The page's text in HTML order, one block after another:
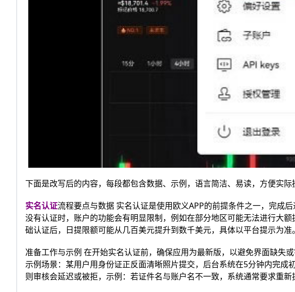
下面是改写后的内容，每段都包含数据、示例，语言简洁、易读，方便实际
实名认证流程要点与数据 实名认证是使用欧义APP的前提条件之一，完成
没有认证时，账户的功能会有明显限制，例如在部分地区可能无法进行大
础认证后，日提限额可能从几百美元提升到数千美元，具体以平台提示为准。
准备工作与示例 在开始实名认证前，确保应用为最新版，以避免界面缺失
示例场景：某用户用身份证正反面清晰照片提交，后台系统在5分钟内完成
则审核会延迟或被拒，示例：若证件名与账户名不一致，系统通常要求重新